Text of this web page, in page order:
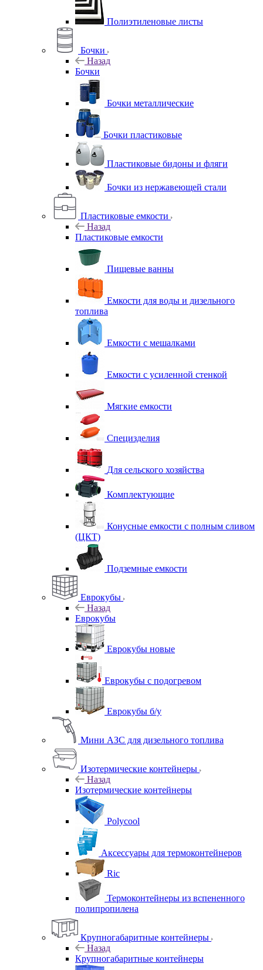
Полиэтиленовые листы
Бочки
Назад
Бочки
Бочки металлические
Бочки пластиковые
Пластиковые бидоны и фляги
Бочки из нержавеющей стали
Пластиковые емкости
Назад
Пластиковые емкости
Пищевые ванны
Емкости для воды и дизельного
топлива
Емкости с мешалками
Емкости с усиленной стенкой
Мягкие емкости
Специзделия
Для сельского хозяйства
Комплектующие
Конусные емкости с полным сливом
(ЦКТ)
Подземные емкости
Еврокубы
Назад
Еврокубы
Еврокубы новые
Еврокубы с подогревом
Еврокубы б/у
Мини АЗС для дизельного топлива
Изотермические контейнеры
Назад
Изотермические контейнеры
Polycool
Аксессуары для термоконтейнеров
Ric
Термоконтейнеры из вспененного
полипропилена
Крупногабаритные контейнеры
Назад
Крупногабаритные контейнеры